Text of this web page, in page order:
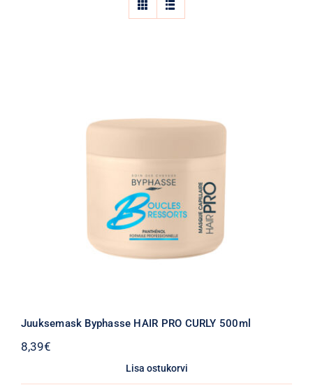
Juuksemask Byphasse HAIR PRO CURLY 500ml
8,39€
Lisa ostukorvi